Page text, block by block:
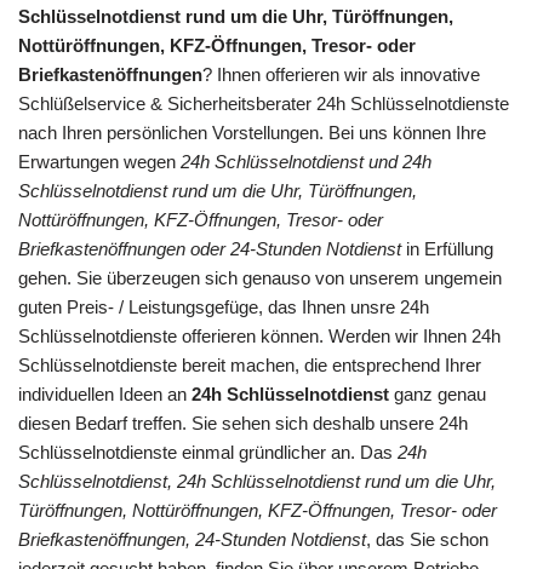
Schlüsselnotdienst rund um die Uhr, Türöffnungen,
Nottüröffnungen, KFZ-Öffnungen, Tresor- oder
Briefkastenöffnungen? Ihnen offerieren wir als innovative
Schlüßelservice & Sicherheitsberater 24h Schlüsselnotdienste
nach Ihren persönlichen Vorstellungen. Bei uns können Ihre
Erwartungen wegen 24h Schlüsselnotdienst und 24h
Schlüsselnotdienst rund um die Uhr, Türöffnungen,
Nottüröffnungen, KFZ-Öffnungen, Tresor- oder
Briefkastenöffnungen oder 24-Stunden Notdienstin Erfüllung
gehen. Sie überzeugen sich genauso von unserem ungemein
guten Preis- / Leistungsgefüge, das Ihnen unsre 24h
Schlüsselnotdienste offerieren können. Werden wir Ihnen 24h
Schlüsselnotdienste bereit machen, die entsprechend Ihrer
individuellen Ideen an 24h Schlüsselnotdienst ganz genau
diesen Bedarf treffen. Sie sehen sich deshalb unsere 24h
Schlüsselnotdienste einmal gründlicher an. Das 24h
Schlüsselnotdienst, 24h Schlüsselnotdienst rund um die Uhr,
Türöffnungen, Nottüröffnungen, KFZ-Öffnungen, Tresor- oder
Briefkastenöffnungen, 24-Stunden Notdienst, das Sie schon